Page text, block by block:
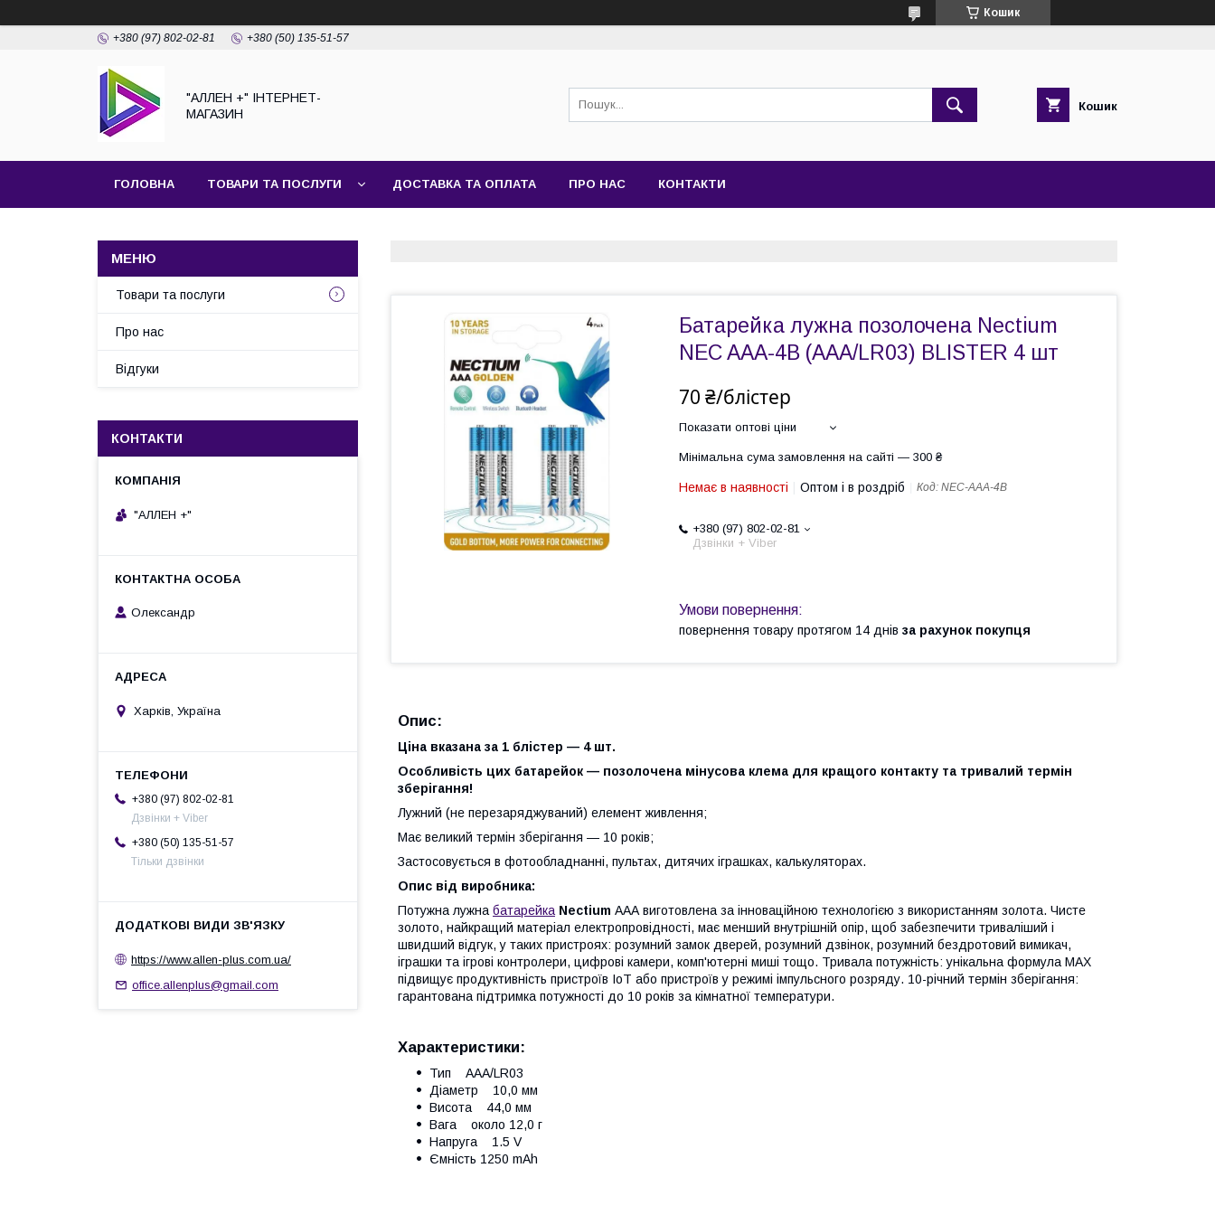
Кошик
+380 (97) 802-02-81 +380 (50) 135-51-57
"АЛЛЕН +" ІНТЕРНЕТ-
МАГАЗИН
Кошик
ГОЛОВНА ТОВАРИ ТА ПОСЛУГИ ДОСТАВКА ТА ОПЛАТА ПРО НАС КОНТАКТИ
Батарейка лужна позолочена Nectium
NEC AAA-4B (AAA/LR03) BLISTER 4 шт
70 ₴/блістер
Показати оптові ціни
Мінімальна сума замовлення на сайті — 300 ₴
Немає в наявності Оптом і в роздріб Код: NEC-AAA-4B
+380 (97) 802-02-81
Дзвінки + Viber
повернення товару протягом 14 днів за рахунок покупця
Опис:
Ціна вказана за 1 блістер — 4 шт.
Особливість цих батарейок — позолочена мінусова клема для кращого контакту та тривалий термін
зберігання!
Лужний (не перезаряджуваний) елемент живлення;
Має великий термін зберігання — 10 років;
Застосовується в фотообладнанні, пультах, дитячих іграшках, калькуляторах.
Опис від виробника:
Потужна лужнабатарейка Nectium ААА виготовлена за інноваційною технологією з використанням золота. Чисте
золото, найкращий матеріал електропровідності, має менший внутрішній опір, щоб забезпечити триваліший і
швидший відгук, у таких пристроях: розумний замок дверей, розумний дзвінок, розумний бездротовий вимикач,
іграшки та ігрові контролери, цифрові камери, комп'ютерні миші тощо. Тривала потужність: унікальна формула MAX
підвищує продуктивність пристроїв IoT або пристроїв у режимі імпульсного розряду. 10-річний термін зберігання:
гарантована підтримка потужності до 10 років за кімнатної температури.
Характеристики:
Тип ААА/LR03
Діаметр 10,0 мм
Висота 44,0 мм
Вага около 12,0 г
Напруга 1.5 V
Ємність 1250 mAh
Товари та послуги
Про нас
Відгуки
КОНТАКТИ
"АЛЛЕН +"
Олександр
Харків, Україна
+380 (97) 802-02-81
Дзвінки + Viber
+380 (50) 135-51-57
Тільки дзвінки
https://www.allen-plus.com.ua/
office.allenplus@gmail.com